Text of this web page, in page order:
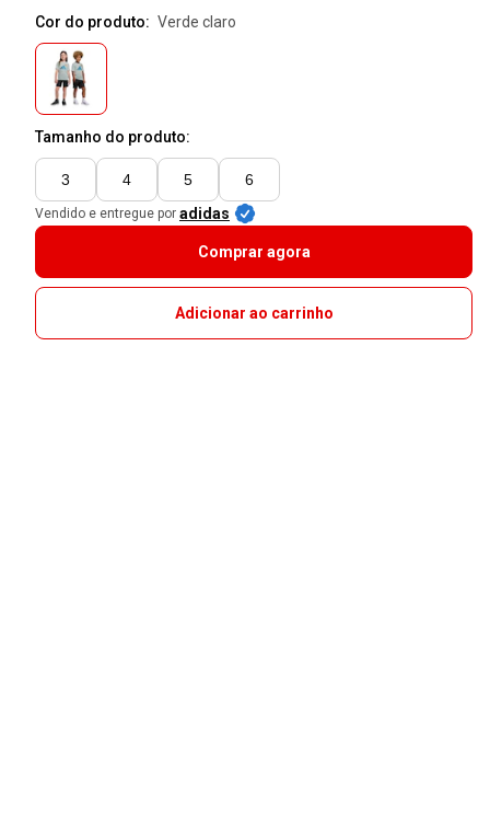
Cor do produto:
verde claro
Tamanho do produto:
3 4 5 6
Vendido e entregue por adidas
Comprar agora
Adicionar ao carrinho